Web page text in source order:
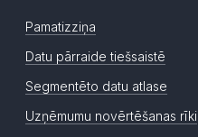
Pamatizziņa
Datu pārraide tiešsaistē
Segmentēto datu atlase
Uzņēmumu novērtēšanas rīki